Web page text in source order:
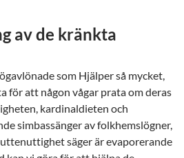
av de kränkta
som Hjälper så mycket,
för att någon vågar prata om deras
kardinaldieten och
simbassänger av folkhemslögner,
säger är evaporerande